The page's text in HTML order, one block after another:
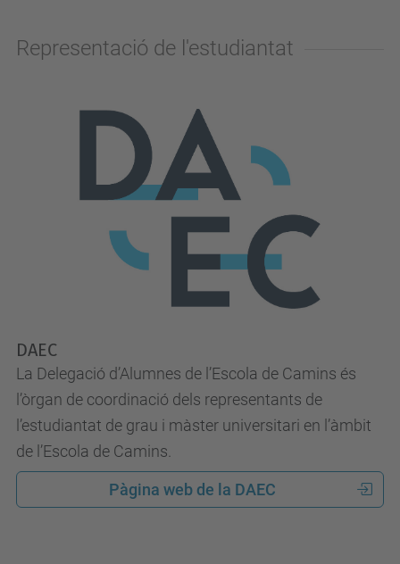
Representació de l'estudiantat
DAEC
La Delegació d’Alumnes de l’Escola de Camins és
l’òrgan de coordinació dels representants de
l’estudiantat de grau i màster universitari en l’àmbit
de l’Escola de Camins.
Pàgina web de la DAEC